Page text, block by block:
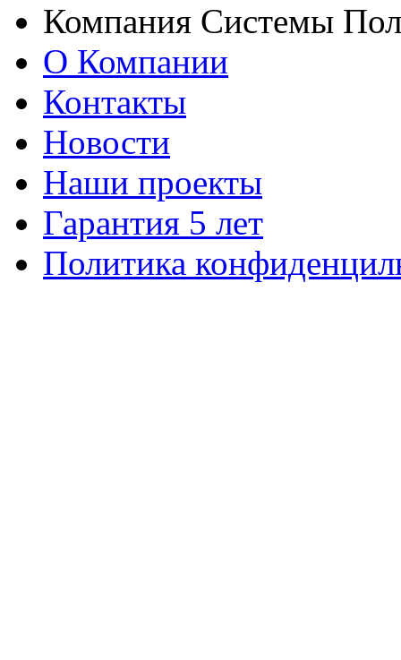
Компания Системы
О Компании
Контакты
Новости
Наши проекты
Гарантия 5 лет
Политика